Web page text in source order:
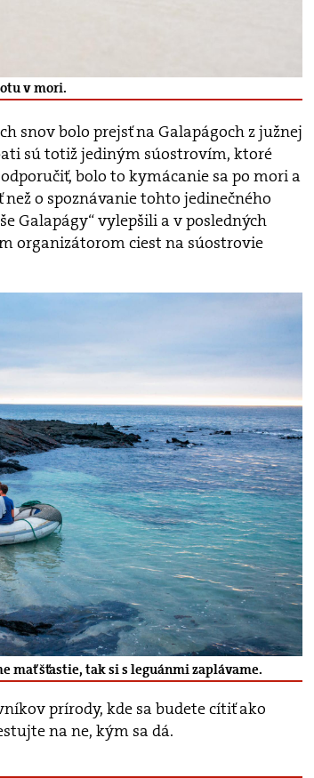
v mori.
snov bolo prejsť na Galapágoch z južnej
sú totiž jediným súostrovím, ktoré
bolo to kymácanie sa po mori a
o spoznávanie tohto jedinečného
Galapágy“ vylepšili a v posledných
organizátorom ciest na súostrovie
mať šťastie, tak si s leguánmi zaplávame.
prírody, kde sa budete cítiť ako
na ne, kým sa dá.